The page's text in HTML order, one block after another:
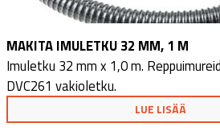
MAKITA IMULETKU 32 MM, 1 M
Imuletku 32 mm x 1,0 m.
DVC261 vakioletku.
LUE LISÄÄ